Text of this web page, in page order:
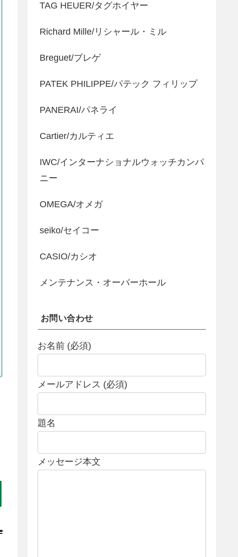
TAG HEUER/タグホイヤー
Richard Mille/リシャール・ミル
Breguet/ブレゲ
PATEK PHILIPPE/パテック フィリップ
PANERAI/パネライ
Cartier/カルティエ
IWC/インターナショナルウォッチカンパ
ニー
OMEGA/オメガ
seiko/セイコー
CASIO/カシオ
メンテナンス・オーバーホール
お問い合わせ
お名前 (必須)
メールアドレス (必須)
題名
メッセージ本文